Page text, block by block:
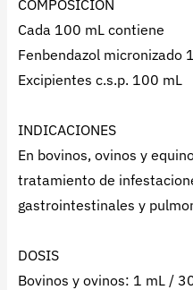
COMPOSICIÓN
Cada 100 mL contiene
Fenbendazol micronizado
Excipientes c.s.p. 100 mL
INDICACIONES
En bovinos, ovinos y
tratamiento de
gastrointestinales y
DOSIS
Bovinos y ovinos: 1 mL /